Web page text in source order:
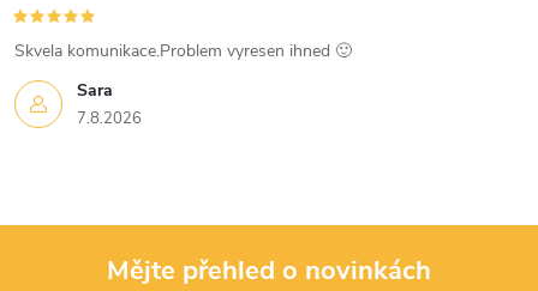
Sara
7.8.2026
Skvela komunikace.Problem vyresen ihned 🙂
Mějte přehled o novinkách